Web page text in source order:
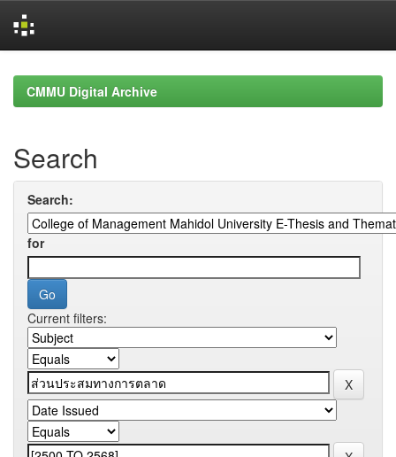
navigationCMMU Digital Archive
Search
Search:
for
Current filters: